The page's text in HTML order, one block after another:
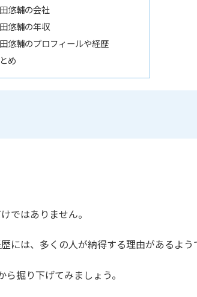
悠輔の会社
悠輔の年収
悠輔のプロフィールや経歴
め
ではありません。
には、多くの人が納得する理由があるよう
掘り下げてみましょう。